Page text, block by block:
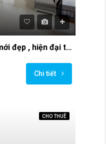
Cho thuê biệt thự 3 PN + 1 mới đẹp , hiện đại tại Vinhomes Riverside Hoa Sữa.
Chi tiết
CHO THUÊ